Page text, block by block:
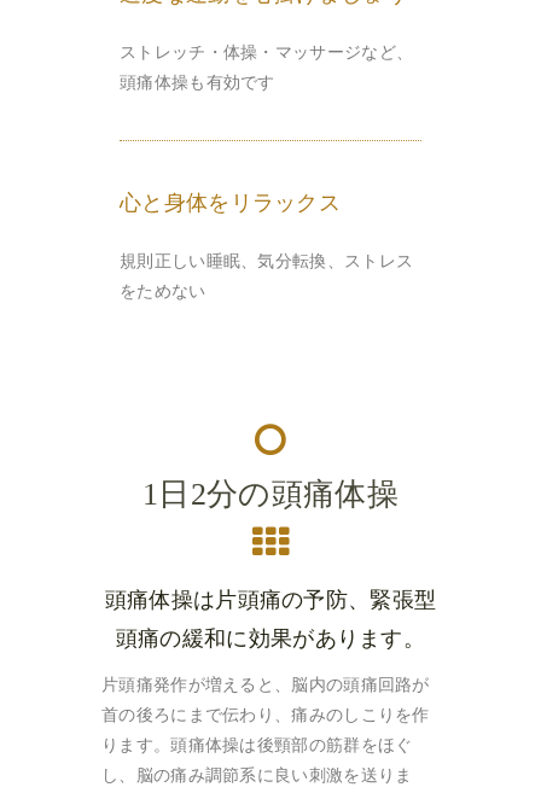
ストレッチ・体操・マッサージなど、
頭痛体操も有効です
心と身体をリラックス
規則正しい睡眠、気分転換、ストレス
をためない
1日2分の頭痛体操
頭痛体操は片頭痛の予防、緊張型
頭痛の緩和に効果があります。
片頭痛発作が増えると、脳内の頭痛回路が
首の後ろにまで伝わり、痛みのしこりを作
ります。頭痛体操は後頸部の筋群をほぐ
し、脳の痛み調節系に良い刺激を送りま